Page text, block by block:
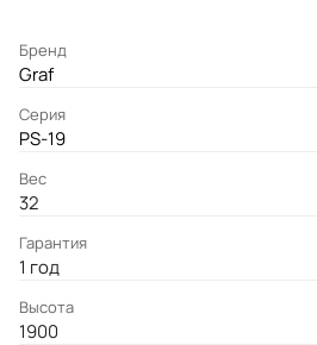
Бренд
Graf
Серия
PS-19
Вес
32
Гарантия
1 год
Высота
1900